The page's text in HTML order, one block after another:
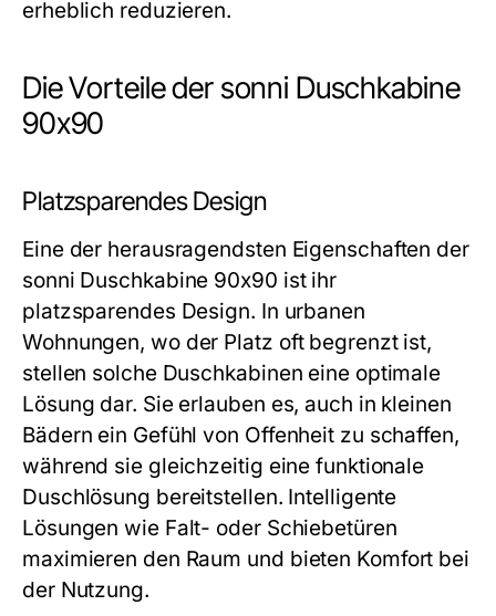
erheblich reduzieren.
Die Vorteile der sonni Duschkabine
90x90
Platzsparendes Design
Eine der herausragendsten Eigenschaften der
sonni Duschkabine 90x90 ist ihr
platzsparendes Design. In urbanen
Wohnungen, wo der Platz oft begrenzt ist,
stellen solche Duschkabinen eine optimale
Lösung dar. Sie erlauben es, auch in kleinen
Bädern ein Gefühl von Offenheit zu schaffen,
während sie gleichzeitig eine funktionale
Duschlösung bereitstellen. Intelligente
Lösungen wie Falt- oder Schiebetüren
maximieren den Raum und bieten Komfort bei
der Nutzung.